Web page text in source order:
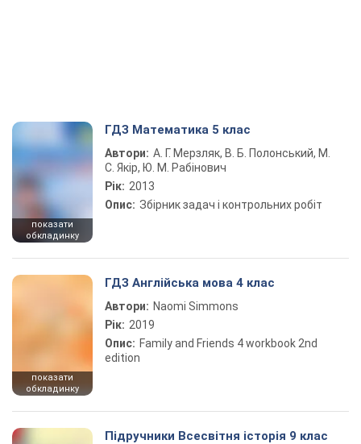
показати
обкладинку
ГДЗ Математика 5 клас
Автори: А. Г. Мерзляк, В. Б. Полонський, М.
С. Якір, Ю. М. Рабінович
Рік: 2013
Опис: Збірник задач і контрольних робіт
показати
обкладинку
ГДЗ Англійська мова 4 клас
Автори: Naomi Simmons
Рік: 2019
Опис: Family and Friends 4 workbook 2nd
edition
Підручники Всесвітня історія 9 клас